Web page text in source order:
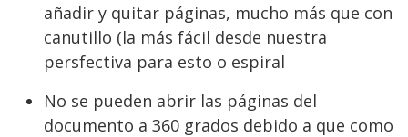
añadir y quitar páginas, mucho más que con
canutillo (la más fácil desde nuestra
persfectiva para esto o espiral
No se pueden abrir las páginas del
documento a 360 grados debido a que como